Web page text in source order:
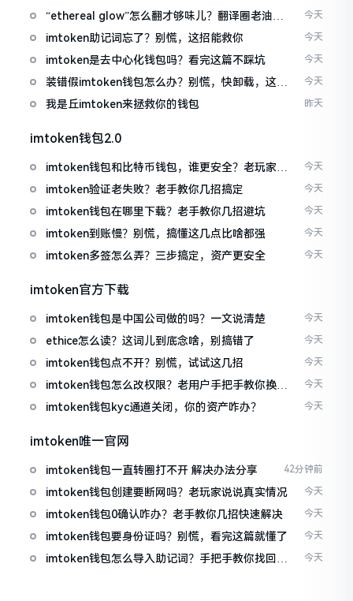
“ethereal glow”怎么翻才够味儿？翻译圈老油条
的私房话
今天
imtoken助记词忘了？别慌，这招能救你 今天
imtoken是去中心化钱包吗？看完这篇不踩坑 今天
装错假imtoken钱包怎么办？别慌，快卸载，这几
招能救急
今天
我是丘imtoken来拯救你的钱包 昨天
imtoken钱包2.0
imtoken钱包和比特币钱包，谁更安全？老玩家来
聊聊
今天
imtoken验证老失败？老手教你几招搞定 今天
imtoken钱包在哪里下载？老手教你几招避坑 今天
imtoken到账慢？别慌，搞懂这几点比啥都强 今天
imtoken多签怎么弄？三步搞定，资产更安全 今天
imtoken官方下载
imtoken钱包是中国公司做的吗？一文说清楚 今天
ethice怎么读？这词儿到底念啥，别搞错了 今天
imtoken钱包点不开？别慌，试试这几招 今天
imtoken钱包怎么改权限？老用户手把手教你换主
人
今天
imtoken钱包kyc通道关闭，你的资产咋办？ 今天
imtoken唯一官网
imtoken钱包一直转圈打不开 解决办法分享 42分钟前
imtoken钱包创建要断网吗？老玩家说说真实情况 今天
imtoken钱包0确认咋办？老手教你几招快速解决 今天
imtoken钱包要身份证吗？别慌，看完这篇就懂了 今天
imtoken钱包怎么导入助记词？手把手教你找回资
今天